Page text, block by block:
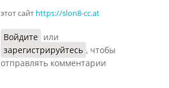
этот сайт https://slon8-cc.at
Войдите или
зарегистрируйтесь , чтобы
отправлять комментарии